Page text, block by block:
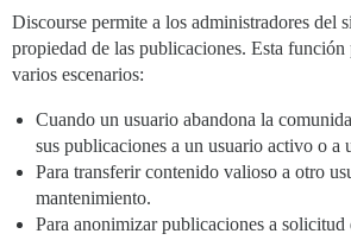
Discourse permite a los administradores del
propiedad de las publicaciones. Esta función
varios escenarios:
Cuando un usuario abandona la
sus publicaciones a un usuario activo o a
Para transferir contenido valioso a otro
mantenimiento.
Para anonimizar publicaciones a